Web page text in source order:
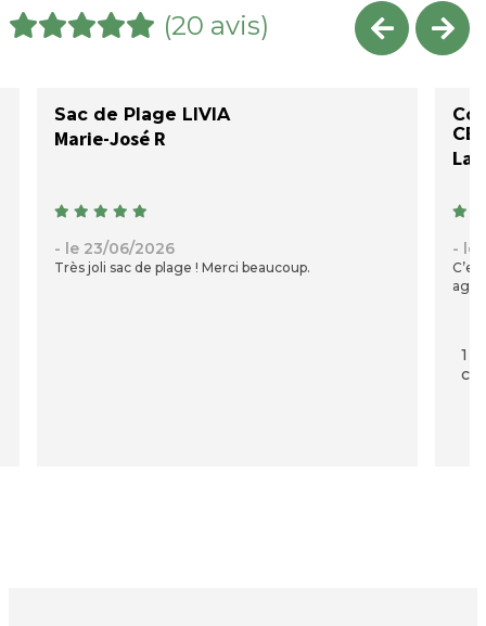
(20 avis)
Sac de Plage LIVIA
Marie-José R
- le 23/06/2026
Très joli sac de plage ! Merci beaucoup.
- le
1